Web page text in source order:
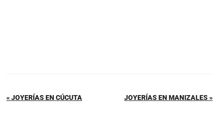
« JOYERÍAS EN CÚCUTA JOYERÍAS EN MANIZALES »